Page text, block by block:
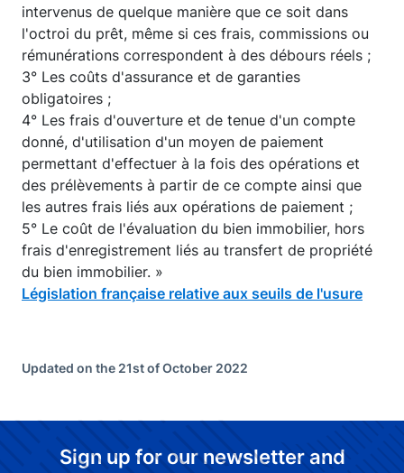
intervenus de quelque manière que ce soit dans
l'octroi du prêt, même si ces frais, commissions ou
rémunérations correspondent à des débours réels ;
3° Les coûts d'assurance et de garanties
obligatoires ;
4° Les frais d'ouverture et de tenue d'un compte
donné, d'utilisation d'un moyen de paiement
permettant d'effectuer à la fois des opérations et
des prélèvements à partir de ce compte ainsi que
les autres frais liés aux opérations de paiement ;
5° Le coût de l'évaluation du bien immobilier, hors
frais d'enregistrement liés au transfert de propriété
du bien immobilier. »
Législation française relative aux seuils de l'usure
Updated on the 21st of October 2022
Sign up for our newsletter and